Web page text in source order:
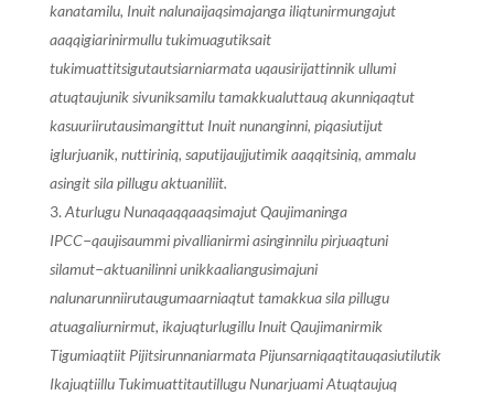
kanatamilu, Inuit nalunaijaqsimajanga iliqtunirmungajut
aaqqigiarinirmullu tukimuagutiksait
tukimuattitsigutautsiarniarmata uqausirijattinnik ullumi
atuqtaujunik sivuniksamilu tamakkualuttauq akunniqaqtut
kasuuriirutausimangittut Inuit nunanginni, piqasiutijut
iglurjuanik, nuttiriniq, saputijaujjutimik aaqqitsiniq, ammalu
asingit sila pillugu aktuaniliit.
Aturlugu Nunaqaqqaaqsimajut Qaujimaninga
IPCC−qaujisaummi pivallianirmi asinginnilu pirjuaqtuni
silamut−aktuanilinni unikkaaliangusimajuni
nalunarunniirutaugumaarniaqtut tamakkua sila pillugu
atuagaliurnirmut, ikajuqturlugillu Inuit Qaujimanirmik
Tigumiaqtiit Pijitsirunnaniarmata Pijunsarniqaqtitauqasiutilutik
Ikajuqtiillu Tukimuattitautillugu Nunarjuami Atuqtaujuq